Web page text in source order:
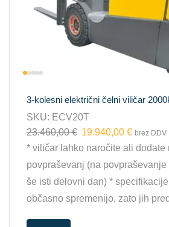
3-kolesni električni čelni viličar
SKU: ECV20T
23.460,00€ 19.940,00 € brez DDV
* viličar lahko naročite ali dodate
povpraševanj (na
še isti delovni dan) *
občasno spremenijo, zato jih